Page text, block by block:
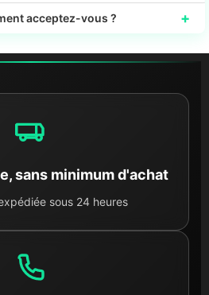
acceptez-vous ? +
sans minimum d'achat
sous 24 heures